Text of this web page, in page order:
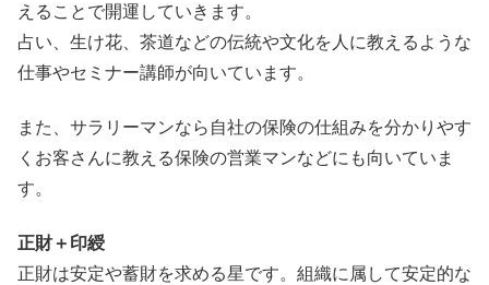
えることで開運していきます。
占い、生け花、茶道などの伝統や文化を人に教えるような
仕事やセミナー講師が向いています。
また、サラリーマンなら自社の保険の仕組みを分かりやす
くお客さんに教える保険の営業マンなどにも向いていま
す。
正財＋印綬
正財は安定や蓄財を求める星です。組織に属して安定的な